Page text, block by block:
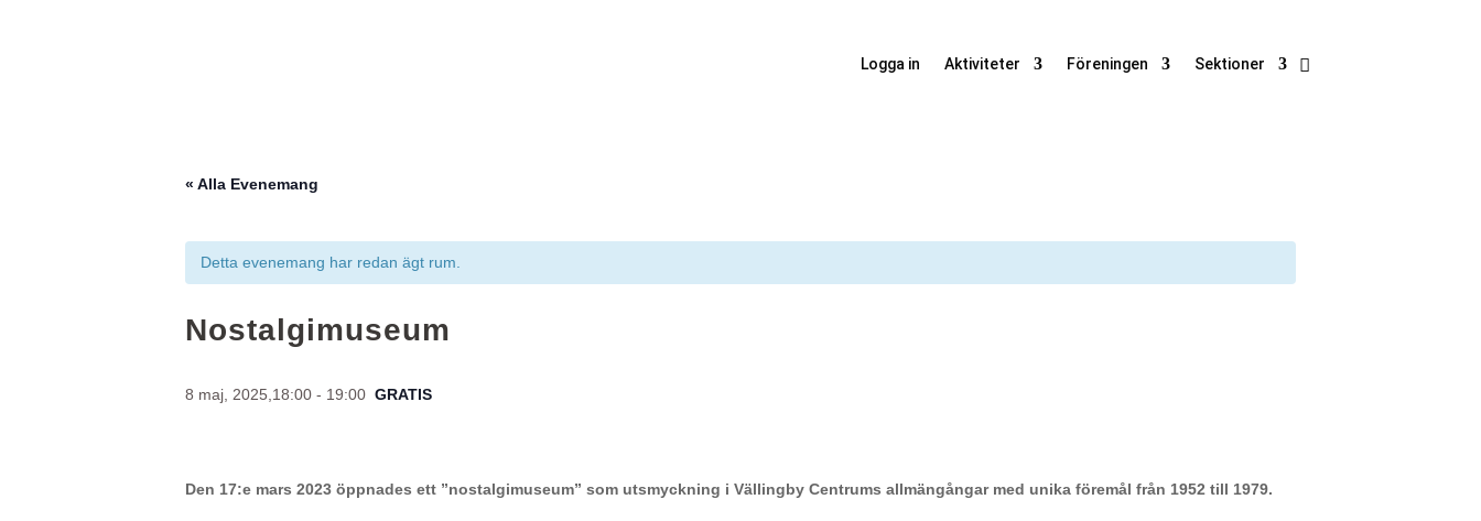
Logga in Aktiviteter Föreningen Sektioner
« Alla Evenemang
Detta evenemang har redan ägt rum.
Nostalgimuseum
8 maj, 2025,18:00 - 19:00 GRATIS
Den 17:e mars 2023 öppnades ett ”nostalgimuseum” som utsmyckning i Vällingby Centrums allmängångar med unika föremål från 1952 till 1979.